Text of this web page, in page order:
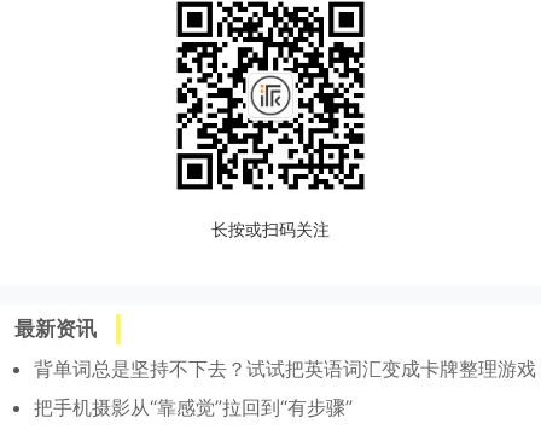
长按或扫码关注
最新资讯
背单词总是坚持不下去？试试把英语词汇变成卡牌整理游戏
把手机摄影从“靠感觉”拉回到“有步骤”